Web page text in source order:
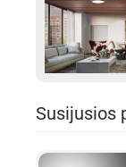
Susijusios